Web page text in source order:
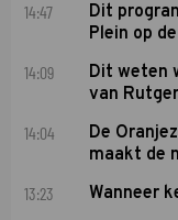
14:47
Dit
Plein op
14:09
Dit weten
van
14:04
De
maakt de
13:23 Wanneer